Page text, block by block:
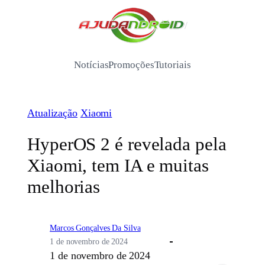
/
NotíciasPromoçõesTutoriais
Atualização Xiaomi
HyperOS 2 é revelada pela
Xiaomi, tem IA e muitas
melhorias
Marcos Gonçalves Da Silva
1 de novembro de 2024
1 de novembro de 2024